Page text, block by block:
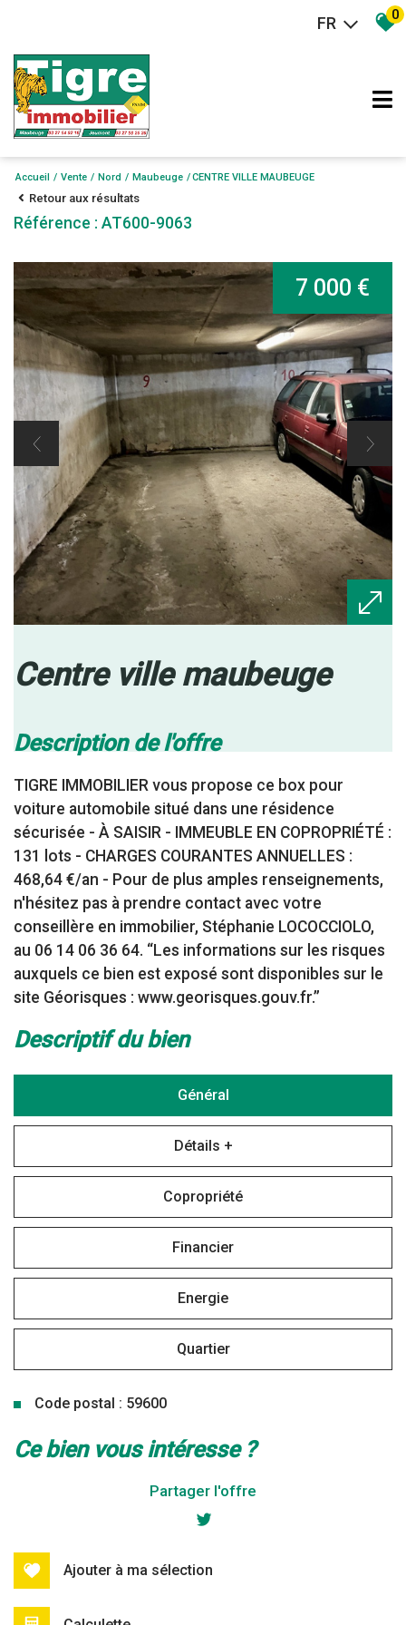
FR 0
Accueil Vente Nord Maubeuge CENTRE VILLE MAUBEUGE
Retour aux résultats
Référence : AT600-9063
7 000 €
centre ville maubeuge
description de l'offre
TIGRE IMMOBILIER vous propose ce box pour
voiture automobile situé dans une résidence
sécurisée - À SAISIR - IMMEUBLE EN COPROPRIÉTÉ :
131 lots - CHARGES COURANTES ANNUELLES :
468,64 €/an - Pour de plus amples renseignements,
n'hésitez pas à prendre contact avec votre
conseillère en immobilier, Stéphanie LOCOCCIOLO,
au 06 14 06 36 64. “Les informations sur les risques
auxquels ce bien est exposé sont disponibles sur le
site Géorisques : www.georisques.gouv.fr.”
descriptif du bien
Général
Détails +
Copropriété
Financier
Energie
Quartier
Code postal : 59600
la ville de maubeuge (59600)
ce bien vous intéresse ?
Partager l'offre
Ajouter à ma sélection